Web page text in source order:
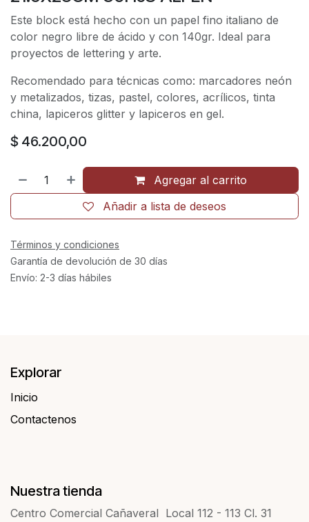
Este block está hecho con un papel fino italiano de
color negro libre de ácido y con 140gr. Ideal para
proyectos de lettering y arte.
Recomendado para técnicas como: marcadores neón
y metalizados, tizas, pastel, colores, acrílicos, tinta
china, lapiceros glitter y lapiceros en gel.
$ 46.200,00
Agregar al carrito
Añadir a lista de deseos
Términos y condiciones
Garantía de devolución de 30 días
Envío: 2-3 días hábiles
Explorar
Inicio
Contactenos​​
Nuestra tienda
Centro Comercial Cañaveral Local 112 - 113 Cl. 31